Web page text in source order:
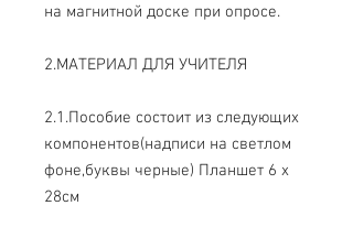
на магнитной доске при опросе.
2.МАТЕРИАЛ ДЛЯ УЧИТЕЛЯ
2.1.Пособие состоит из следующих
компонентов(надписи на светлом
фоне,буквы черные) Планшет 6 х
28см